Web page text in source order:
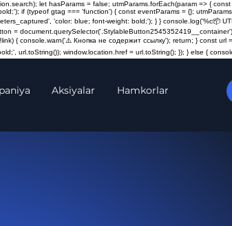
let hasParams = false; utmParams.forEach(param => {
if (typeof gtag === 'function') { const eventParams = {};
'color: blue; font-weight: bold;'); } } console.log('%c📦
=
{ console.warn('⚠️ Кнопка не содержит ссылку'); return; } const url
url.toString()); window.location.href = url.toString(); }); } else {
Aksiyalar Hamkorlar